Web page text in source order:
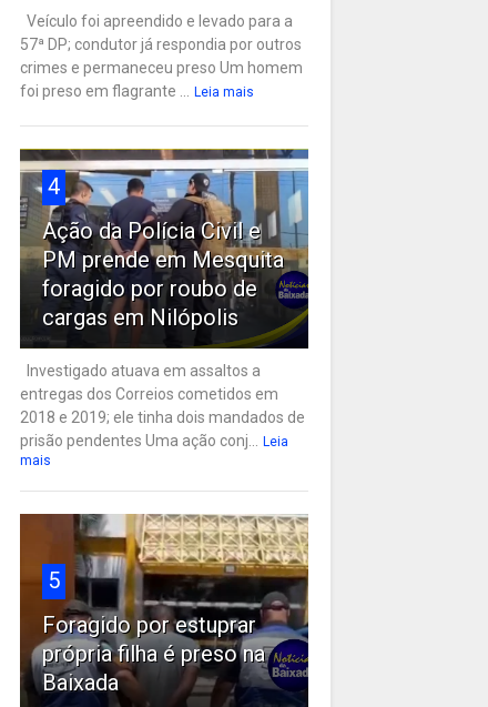
Veículo foi apreendido e levado para a
57ª DP; condutor já respondia por outros
crimes e permaneceu preso Um homem
foi preso em flagrante ... Leia mais
4
Ação da Polícia Civil e
PM prende em Mesquita
foragido por roubo de
cargas em Nilópolis
Investigado atuava em assaltos a
entregas dos Correios cometidos em
2018 e 2019; ele tinha dois mandados de
prisão pendentes Uma ação conj... Leia
mais
5
Foragido por estuprar
própria filha é preso na
Baixada